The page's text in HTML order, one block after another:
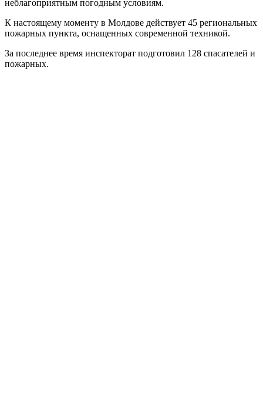
неблагоприятным погодным условиям.
К настоящему моменту в Молдове действует 45 региональных
пожарных пункта, оснащенных современной техникой.
За последнее время инспекторат подготовил 128 спасателей и
пожарных.